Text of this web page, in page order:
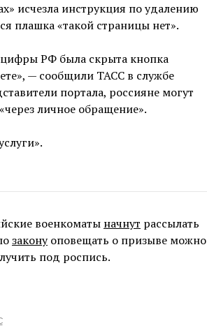
исчезла инструкция по удалению
плашка «такой страницы нет».
РФ была скрыта кнопка
— сообщили ТАСС в службе
портала, россияне могут
личное обращение».
военкоматы начнут рассылать
законуоповещать о призыве можно
под роспись.